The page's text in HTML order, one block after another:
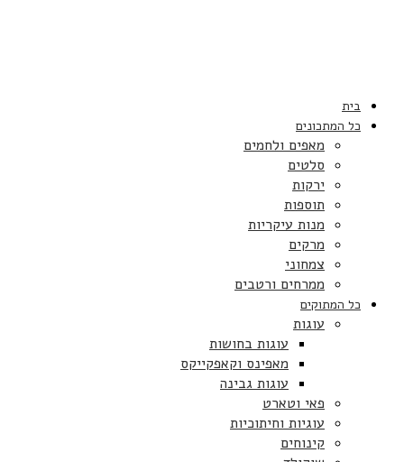
בית
כל המתכונים
מאפים ולחמים
סלטים
ירקות
תוספות
מנות עיקריות
מרקים
צמחוני
ממרחים ורטבים
כל המתוקים
עוגות
עוגות בחושות
מאפינס וקאפקייקס
עוגות גבינה
פאי וטארט
עוגיות וחיתוכיות
קינוחים